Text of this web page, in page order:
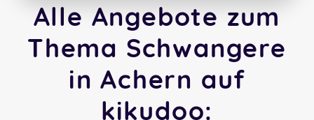
Alle Angebote zum
Thema Schwangere
in Achern auf
kikudoo: